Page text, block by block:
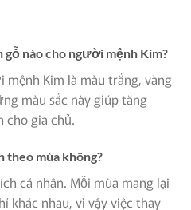
gỗ nào cho người mệnh Kim?
Kim là màu trắng, vàng
màu sắc này giúp tăng
cho gia chủ.
theo mùa không?
cá nhân. Mỗi mùa mang lại
khác nhau, vì vậy việc thay